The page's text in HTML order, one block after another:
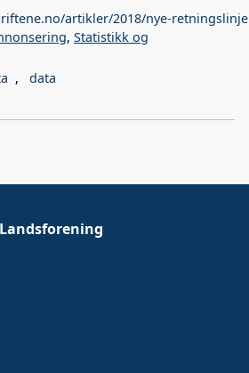
artikler/2018/nye-
, Statistikk og
, data